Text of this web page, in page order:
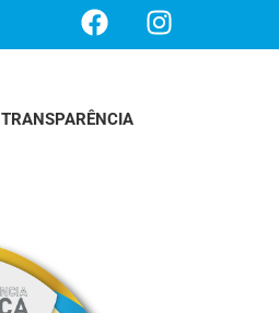
TRANSPARÊNCIA